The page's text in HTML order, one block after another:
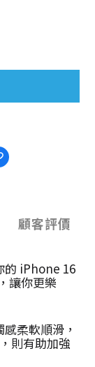
顧客評價
的 iPhone 16
讓你更樂
柔軟順滑，
則有助加強